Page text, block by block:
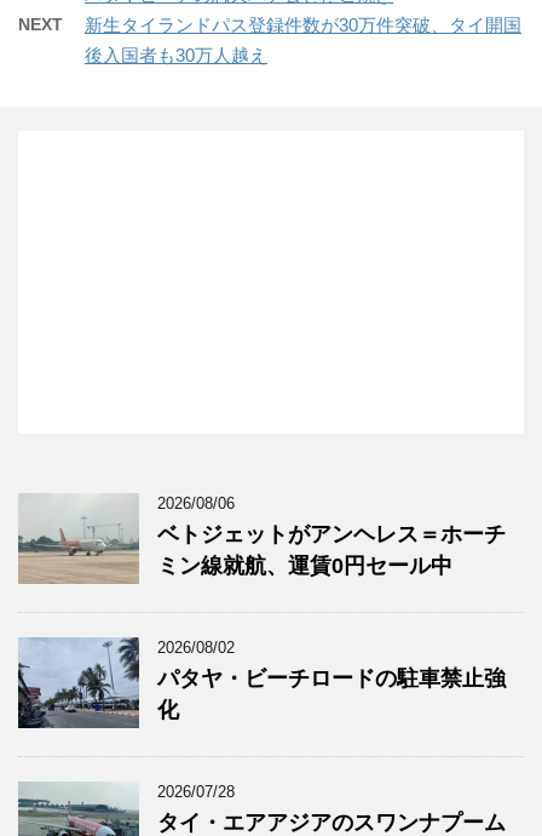
NEXT
新生タイランドパス登録件数が30万件突破、タイ開国
後入国者も30万人越え
2026/08/06
ベトジェットがアンヘレス＝ホーチ
ミン線就航、運賃0円セール中
2026/08/02
パタヤ・ビーチロードの駐車禁止強
化
2026/07/28
タイ・エアアジアのスワンナプーム